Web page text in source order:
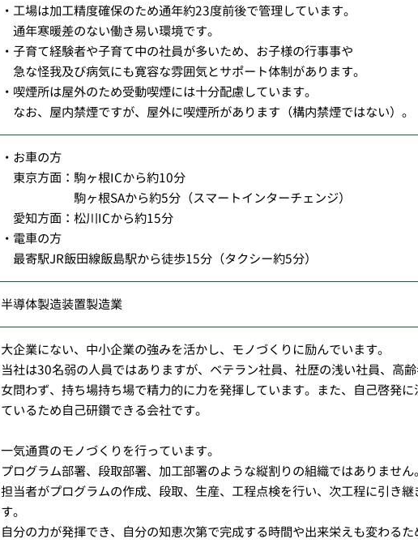
・工場は加工精度確保のため通年約23度前後で管理しています。
通年寒暖差のない働き易い環境です。
・子育て経験者や子育て中の社員が多いため、お子様の行事事や
急な怪我及び病気にも寛容な雰囲気とサポート体制があります。
・喫煙所は屋外のため受動喫煙には十分配慮しています。
なお、屋内禁煙ですが、屋外に喫煙所があります（構内禁煙ではない）。
・お車の方
東京方面：駒ヶ根ICから約10分
駒ヶ根SAから約5分（スマートインターチェンジ）
愛知方面：松川ICから約15分
・電車の方
最寄駅JR飯田線飯島駅から徒歩15分（タクシー約5分）
半導体製造装置製造業
大企業にない、中小企業の強みを活かし、モノづくりに励んでいます。
当社は30名弱の人員ではありますが、ベテラン社員、社歴の浅い社員、高
女問わず、持ち場持ち場で精力的に力を発揮しています。また、自己啓発に
ているため自己研鑽できる会社です。
一気通貫のモノづくりを行っています。
プログラム部署、段取部署、加工部署のような縦割りの組織ではありません。
担当者がプログラムの作成、段取、生産、工程点検を行い、次工程に引き継
す。
自分の力が発揮でき、自分の知恵次第で完成する時間や出来栄えも変わるた